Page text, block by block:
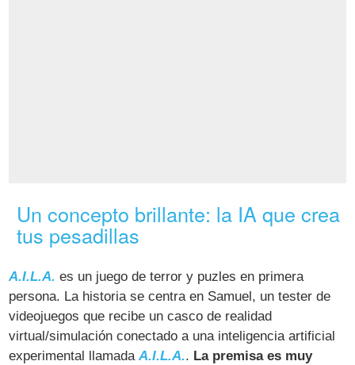
Un concepto brillante: la IA que crea
tus pesadillas
A.I.L.A. es un juego de terror y puzles en primera
persona. La historia se centra en Samuel, un tester de
videojuegos que recibe un casco de realidad
virtual/simulación conectado a una inteligencia artificial
experimental llamadaA.I.L.A.. La premisa es muy